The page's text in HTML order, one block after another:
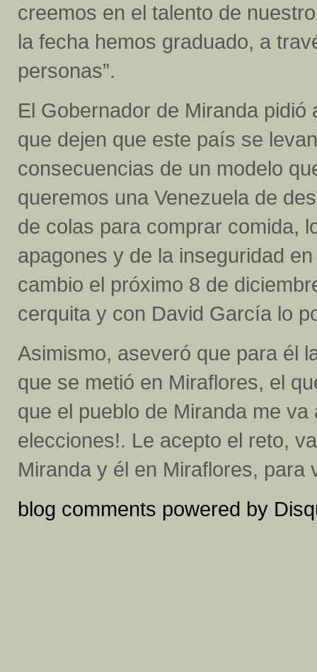
creemos en el talento de
la fecha hemos graduado, a
personas”.
El Gobernador de Miranda
que dejen que este país se
consecuencias de un modelo
queremos una Venezuela de
de colas para comprar comida,
apagones y de la inseguridad
cambio el próximo 8 de
cerquita y con David García lo
Asimismo, aseveró que para él
que se metió en Miraflores, el
que el pueblo de Miranda me
elecciones!. Le acepto el reto,
Miranda y él en Miraflores, para
blog comments powered by